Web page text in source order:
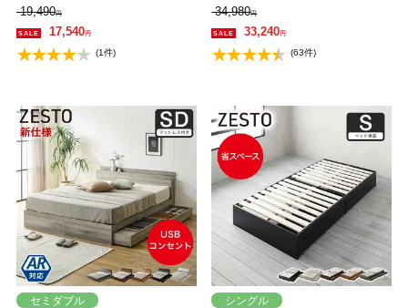
ルベッド フレームのみ 収納付き
USBポート付き セミシングル すの
こベッド 引き出し付きベッド 木製
ベッド【AR】【z有料組立】
19,490円
17,540円
(1件)
付き zesto ゼスト シングル 高密度バ
リューポケットコイルマットレス付
き すのこベッド 引き出し付きベッ
ド zesto 木製ベッド【AR】【z有料
34,980円
33,240円
(63件)
セミダブル
シングル